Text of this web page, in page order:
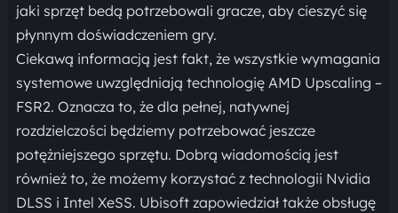
jaki sprzęt bedą potrzebowali gracze, aby cieszyć się
płynnym doświadczeniem gry.
Ciekawą informacją jest fakt, że wszystkie wymagania
systemowe uwzględniają technologię AMD Upscaling –
FSR2. Oznacza to, że dla pełnej, natywnej
rozdzielczości będziemy potrzebować jeszcze
potężniejszego sprzętu. Dobrą wiadomością jest
również to, że możemy korzystać z technologii Nvidia
DLSS i Intel XeSS. Ubisoft zapowiedział także obsługę